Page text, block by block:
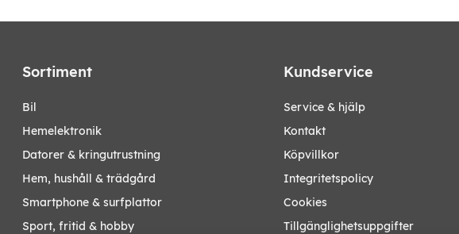
Sortiment
bil
hemelektronik
datorer & kringutrustning
hem, hushåll & trädgård
smartphone & surfplattor
sport, fritid & hobby
Kundservice
Service & hjälp
Kontakt
Köpvillkor
Integritetspolicy
Cookies
Tillgänglighetsuppgifter